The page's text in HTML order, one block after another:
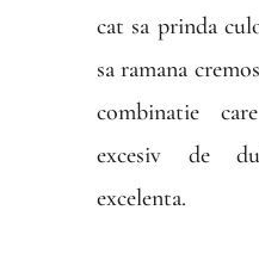
cat sa prinda
sa ramana
combinatie
excesiv de
excelenta.